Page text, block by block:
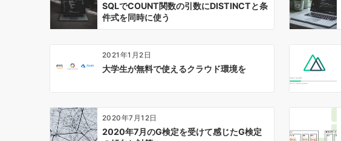
SQLでCOUNT関数の引数にDISTINCTと条
件式を同時に使う
2021年1月2日
大学生が無料で使えるクラウド環境を
2020年7月12日
2020年7月のG検定を受けて感じたG検定